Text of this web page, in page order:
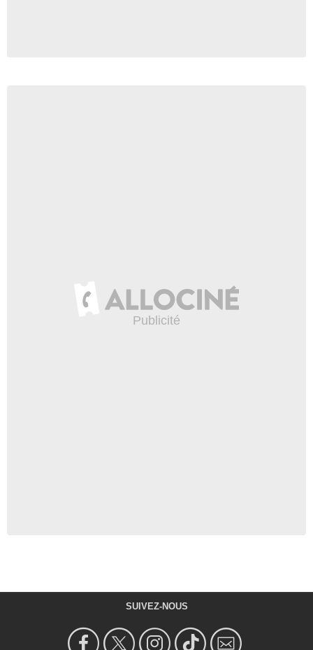
SUIVEZ-NOUS